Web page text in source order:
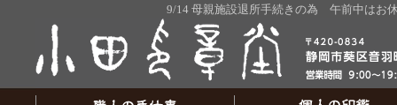
9/14 母親施設退所手続きの為 午前中はお